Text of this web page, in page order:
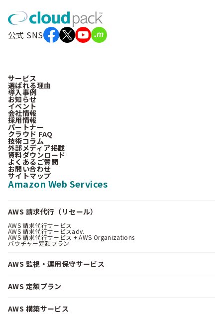
公式 SNS
サービス
選ばれる理由
導入事例
お知らせ
イベント
会社情報
採用情報
パートナー
クラウド FAQ
技術コラム
外部メディア掲載
資料ダウンロード
よくあるご質問
お問い合わせ
サイトマップ
Amazon Web Services
AWS 請求代行（リセール）
AWS 請求代行サービス
AWS 請求代行サービスadv.
AWS 請求代行サービス + AWS Organizations
バウチャー定額プラン
AWS 監視・運用保守サービス
AWS 定額プラン
AWS 構築サービス